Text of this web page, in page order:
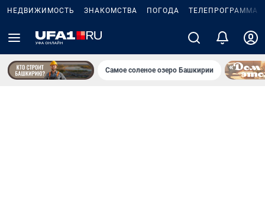
НЕДВИЖИМОСТЬ ЗНАКОМСТВА ПОГОДА ТЕЛЕПРОГРАММА
Самое соленое озеро Башкирии